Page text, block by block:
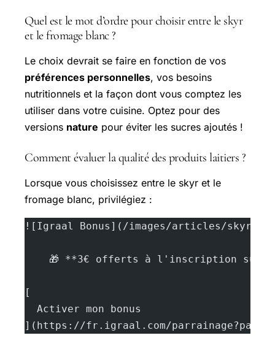
Quel est le mot d’ordre pour choisir entre le skyr
et le fromage blanc ?
Le choix devrait se faire en fonction de vos
préférences personnelles, vos besoins
nutritionnels et la façon dont vous comptez les
utiliser dans votre cuisine. Optez pour des
versions nature pour éviter les sucres ajoutés !
Comment évaluer la qualité des produits laitiers ?
Lorsque vous choisissez entre le skyr et le
fromage blanc, privilégiez :
![Igraal Bonus](/images/articles/skyr-
🎁 **3€ offerts à l'inscription sur
[
  Activer mon bonus
](https://fr.igraal.com/